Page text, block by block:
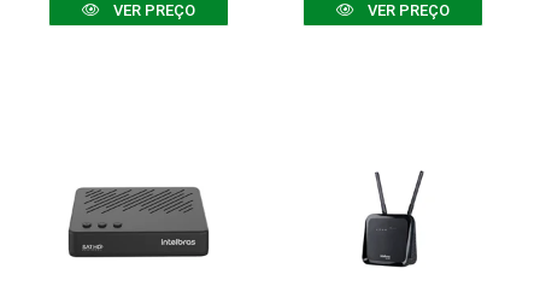
VER PREÇO VER PREÇO